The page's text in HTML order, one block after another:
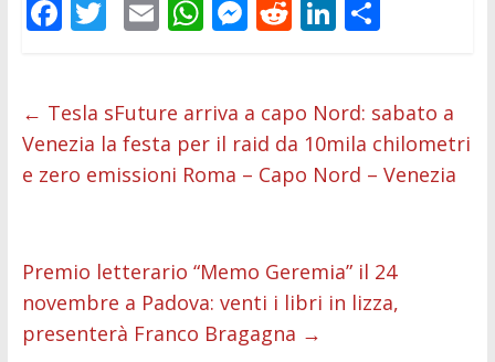
F
b
o
o
T
er
E
l
W
s
A
p
M
e
n
g
R
di
t
Li
e
dI
n
C
di
vi
di
← Tesla sFuture arriva a capo Nord: sabato a
Venezia la festa per il raid da 10mila chilometri
e zero emissioni Roma – Capo Nord – Venezia
Premio letterario “Memo Geremia” il 24
novembre a Padova: venti i libri in lizza,
presenterà Franco Bragagna →